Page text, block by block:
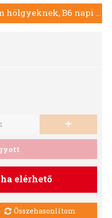
Librobello, kalendárium hölgyeknek, B6 napi határidőnapló - Winner, Bronz
+
elérhető
Összehasonlítom